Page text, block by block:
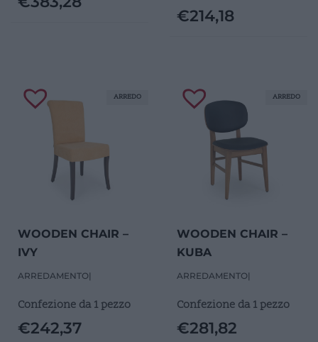
€214,18
WOODEN CHAIR –
IVY
ARREDAMENTO|
Confezione da 1 pezzo
€242,37
ARREDO
WOODEN CHAIR –
KUBA
ARREDAMENTO|
Confezione da 1 pezzo
€281,82
ARREDO